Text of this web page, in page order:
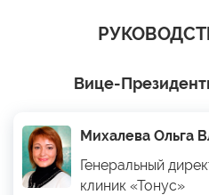
Вице-
Михалева Ольга
Генеральный
клиник «Тонус»